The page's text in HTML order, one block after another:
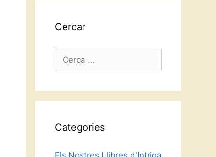
Cercar
Cerca:
Categories
Els Nostres Llibres d'Intriga